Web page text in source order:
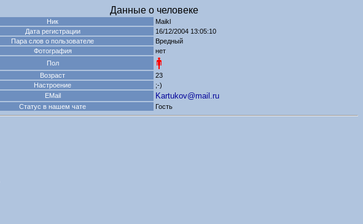
Данные о человеке
Ник
Maikl
Дата регистрации
16/12/2004 13:05:10
Пара слов о пользователе
Вредный
Фотография
нет
Пол
Возраст
23
Настроение
;-)
EMail
Kartukov@mail.ru
Статус в нашем чате Гость